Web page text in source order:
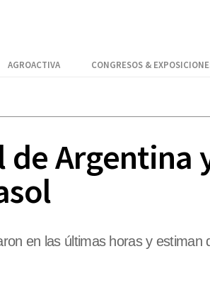
AGROACTIVA CONGRESOS &
de Argentina
en las últimas horas y estiman